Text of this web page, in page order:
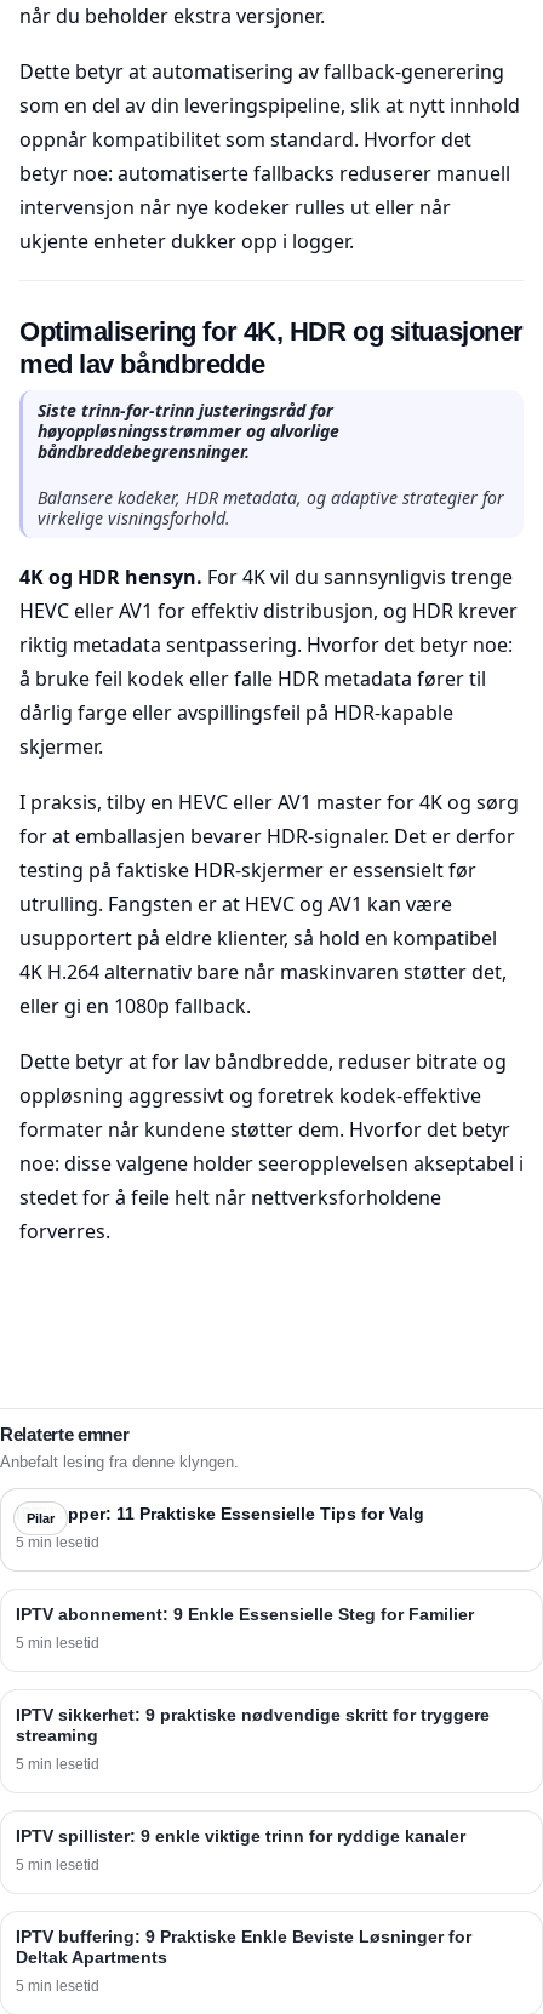
når du beholder ekstra versjoner.
Dette betyr at automatisering av fallback-generering
som en del av din leveringspipeline, slik at nytt innhold
oppnår kompatibilitet som standard. Hvorfor det
betyr noe: automatiserte fallbacks reduserer manuell
intervensjon når nye kodeker rulles ut eller når
ukjente enheter dukker opp i logger.
Optimalisering for 4K, HDR og situasjoner
med lav båndbredde
Siste trinn-for-trinn justeringsråd for
høyoppløsningsstrømmer og alvorlige
båndbreddebegrensninger.
Balansere kodeker, HDR metadata, og adaptive strategier for
virkelige visningsforhold.
4K og HDR hensyn. For 4K vil du sannsynligvis trenge
HEVC eller AV1 for effektiv distribusjon, og HDR krever
riktig metadata sentpassering. Hvorfor det betyr noe:
å bruke feil kodek eller falle HDR metadata fører til
dårlig farge eller avspillingsfeil på HDR-kapable
skjermer.
I praksis, tilby en HEVC eller AV1 master for 4K og sørg
for at emballasjen bevarer HDR-signaler. Det er derfor
testing på faktiske HDR-skjermer er essensielt før
utrulling. Fangsten er at HEVC og AV1 kan være
usupportert på eldre klienter, så hold en kompatibel
4K H.264 alternativ bare når maskinvaren støtter det,
eller gi en 1080p fallback.
Dette betyr at for lav båndbredde, reduser bitrate og
oppløsning aggressivt og foretrek kodek-effektive
formater når kundene støtter dem. Hvorfor det betyr
noe: disse valgene holder seeropplevelsen akseptabel i
stedet for å feile helt når nettverksforholdene
forverres.
Relaterte emner
Anbefalt lesing fra denne klyngen.
Pilar
IPTV apper: 11 Praktiske Essensielle Tips for Valg
5 min lesetid
IPTV abonnement: 9 Enkle Essensielle Steg for Familier
5 min lesetid
IPTV sikkerhet: 9 praktiske nødvendige skritt for tryggere
streaming
5 min lesetid
IPTV spillister: 9 enkle viktige trinn for ryddige kanaler
5 min lesetid
IPTV buffering: 9 Praktiske Enkle Beviste Løsninger for
Deltak Apartments
5 min lesetid